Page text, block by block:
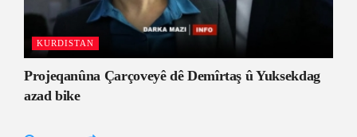
KURDISTAN
Projeqanûna Çarçoveyê dê Demîrtaş û Yuksekdag
azad bike